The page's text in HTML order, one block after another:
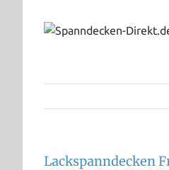
Lackspanndecken